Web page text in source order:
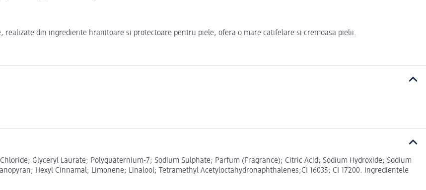
din ingrediente hranitoare si protectoare pentru piele, ofera o mare catifelare si cremoasa pielii.
Glyceryl Laurate; Polyquaternium-7; Sodium Sulphate; Parfum (Fragrance); Citric Acid; Sodium Hydroxide; Sodium
Hexyl Cinnamal; Limonene; Linalool; Tetramethyl Acetyloctahydronaphthalenes;CI 16035; CI 17200. Ingredientele